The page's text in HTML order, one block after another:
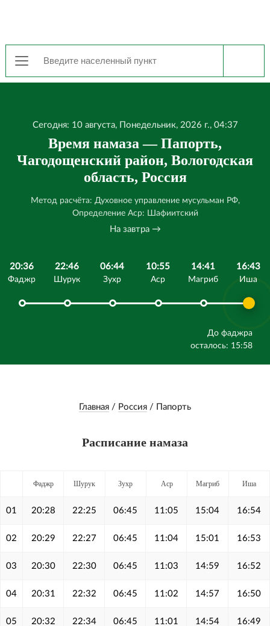
Сегодня: 10 августа, Понедельник, 2026 г., 04:37
Время намаза — Папорть,
Чагодощенский район, Вологодская
область, Россия
Метод расчёта: Духовное управление мусульман РФ,
Определение Аср: Шафиитский
На завтра →
20:36
Фаджр
22:46
Шурук
06:44
Зухр
10:55
Аср
14:41
Магриб
16:43
Иша
До фаджра
осталось: 15:58
Главная / Россия / Папорть
Расписание намаза
Фаджр Шурук Зухр Аср Магриб Иша
01 20:28 22:25 06:45 11:05 15:04 16:54
02 20:29 22:27 06:45 11:04 15:01 16:53
03 20:30 22:30 06:45 11:03 14:59 16:52
04 20:31 22:32 06:45 11:02 14:57 16:50
05 20:32 22:34 06:45 11:01 14:54 16:49